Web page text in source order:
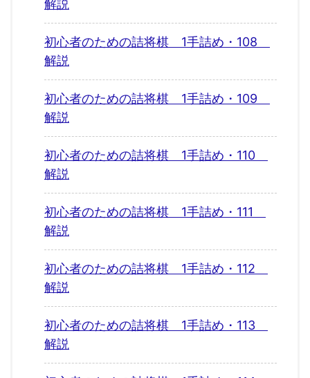
解説
初心者のための詰将棋 1手詰め・108
解説
初心者のための詰将棋 1手詰め・109
解説
初心者のための詰将棋 1手詰め・110
解説
初心者のための詰将棋 1手詰め・111
解説
初心者のための詰将棋 1手詰め・112
解説
初心者のための詰将棋 1手詰め・113
解説